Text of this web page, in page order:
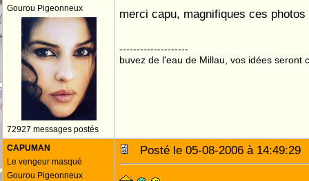
Gourou Pigeonneux
72927 messages postés
merci capu, magnifiques ces photos
--------------------
buvez de l'eau de Millau, vos idées seront
CAPUMAN
Le vengeur masqué
Gourou Pigeonneux
Posté le 05-08-2006 à